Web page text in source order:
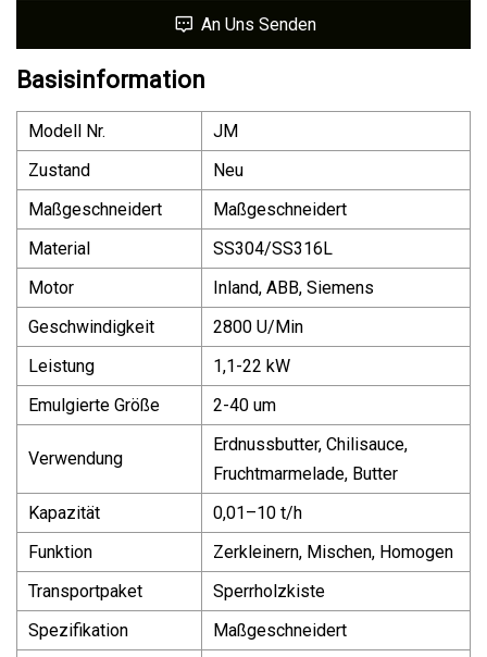
An Uns Senden
Basisinformation
Modell Nr.
JM
Zustand
Neu
Maßgeschneidert
Maßgeschneidert
Material
SS304/SS316L
Motor
Inland, ABB, Siemens
Geschwindigkeit
2800 U/Min
Leistung
1,1-22 kW
Emulgierte Größe
2-40 um
Verwendung
Erdnussbutter, Chilisauce,
Fruchtmarmelade, Butter
Kapazität
0,01–10 t/h
Funktion
Zerkleinern, Mischen, Homogen
Transportpaket
Sperrholzkiste
Spezifikation
Maßgeschneidert